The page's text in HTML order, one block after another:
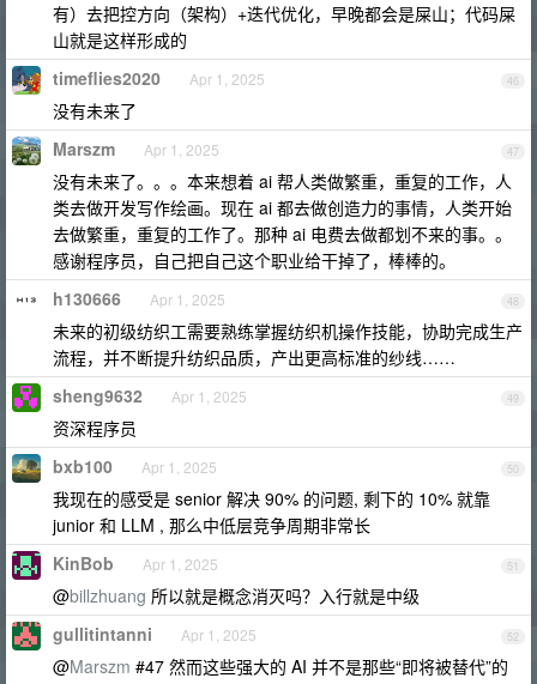
有）去把控方向（架构）+迭代优化，早晚都会是屎山；代码屎
山就是这样形成的
46
timeflies2020 Apr 1, 2025
没有未来了
47
Marszm Apr 1, 2025
没有未来了。。。本来想着 ai 帮人类做繁重，重复的工作，人
类去做开发写作绘画。现在 ai 都去做创造力的事情，人类开始
去做繁重，重复的工作了。那种 ai 电费去做都划不来的事。。
感谢程序员，自己把自己这个职业给干掉了，棒棒的。
48
h130666 Apr 1, 2025
未来的初级纺织工需要熟练掌握纺织机操作技能，协助完成生产
流程，并不断提升纺织品质，产出更高标准的纱线……
49
sheng9632 Apr 1, 2025
资深程序员
50
bxb100 Apr 1, 2025
我现在的感受是 senior 解决 90% 的问题, 剩下的 10% 就靠
junior 和 LLM , 那么中低层竞争周期非常长
51
KinBob Apr 1, 2025
@billzhuang 所以就是概念消灭吗？入行就是中级
52
gullitintanni Apr 1, 2025
@Marszm #47 然而这些强大的 AI 并不是那些“即将被替代”的